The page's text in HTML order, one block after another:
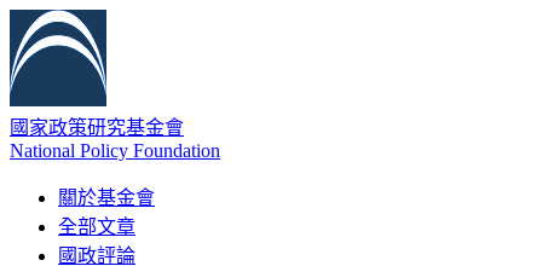
國家政策研究基金會
National Policy Foundation
關於基金會
全部文章
國政評論